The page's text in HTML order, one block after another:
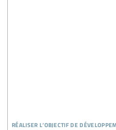
réaliser l’objectif de